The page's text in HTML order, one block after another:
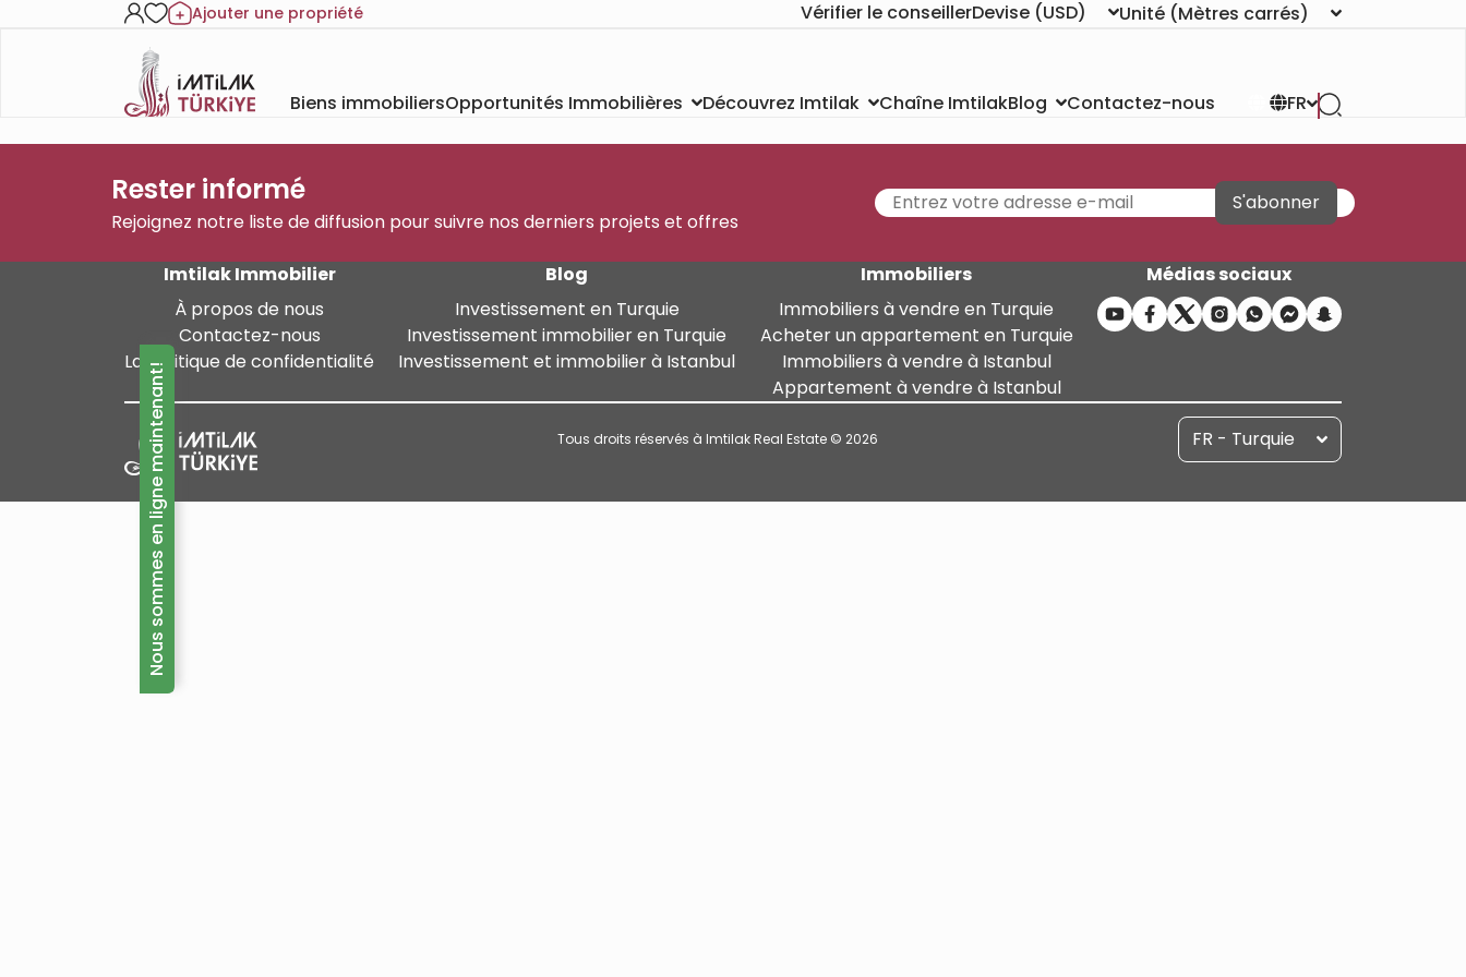
Ajouter une propriété Vérifier le conseillerDevise (USD) Unité (Mètres carrés)
Biens immobiliersOpportunités Immobilières Découvrez Imtilak Chaîne ImtilakBlog Contactez-nous FR
Rester informé
Rejoignez notre liste de diffusion pour suivre nos derniers projets et offres
S'abonner
Imtilak Immobilier
À propos de nous
Contactez-nous
La politique de confidentialité
Blog
Investissement en Turquie
Investissement immobilier en Turquie
Investissement et immobilier à Istanbul
Immobiliers
Immobiliers à vendre en Turquie
Acheter un appartement en Turquie
Immobiliers à vendre à Istanbul
Appartement à vendre à Istanbul
Médias sociaux
Tous droits réservés à Imtilak Real Estate © 2026 FR - Turquie
Nous sommes en ligne maintenant!